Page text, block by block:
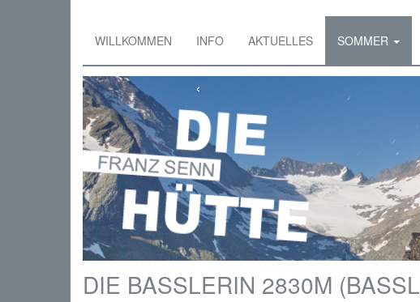
WILLKOMMEN INFO AKTUELLES SOMMER
‹
DIE BASSLERIN 2830M